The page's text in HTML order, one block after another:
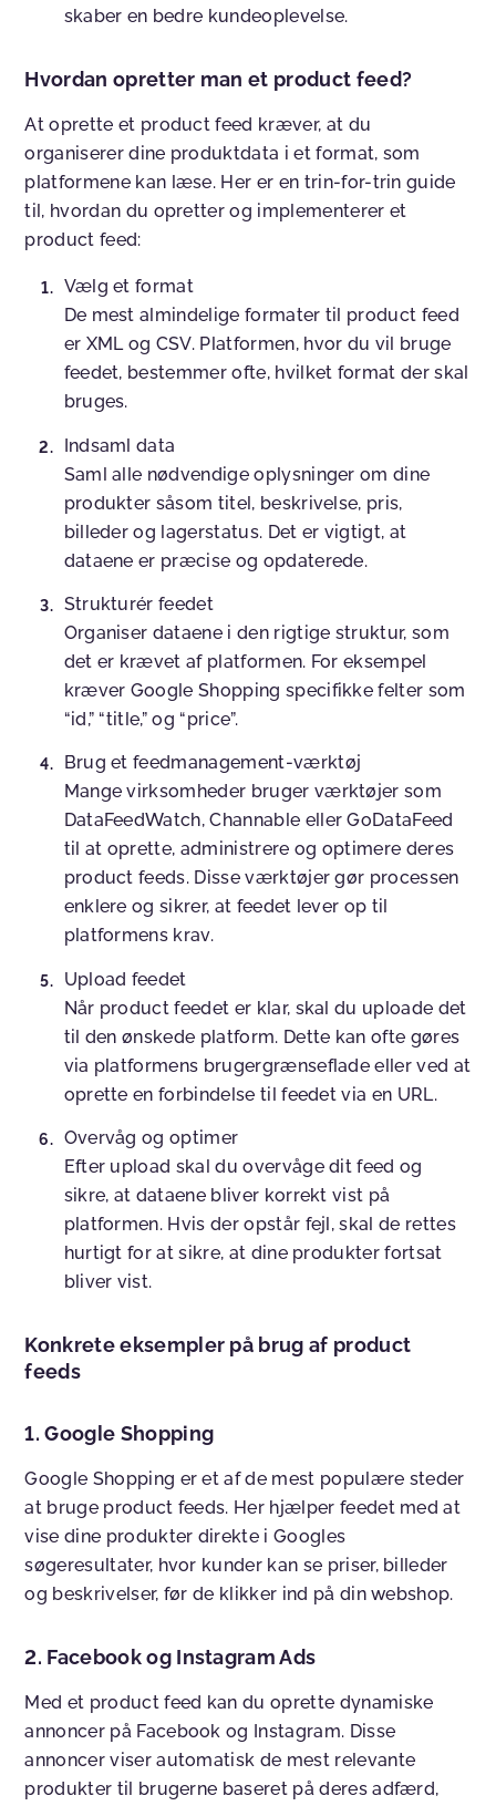
skaber en bedre kundeoplevelse.
Hvordan opretter man et product feed?
At oprette et product feed kræver, at du
organiserer dine produktdata i et format, som
platformene kan læse. Her er en trin-for-trin guide
til, hvordan du opretter og implementerer et
product feed:
Vælg et format
De mest almindelige formater til product feed
er XML og CSV. Platformen, hvor du vil bruge
feedet, bestemmer ofte, hvilket format der skal
bruges.
Indsaml data
Saml alle nødvendige oplysninger om dine
produkter såsom titel, beskrivelse, pris,
billeder og lagerstatus. Det er vigtigt, at
dataene er præcise og opdaterede.
Strukturér feedet
Organiser dataene i den rigtige struktur, som
det er krævet af platformen. For eksempel
kræver Google Shopping specifikke felter som
“id,” “title,” og “price”.
Brug et feedmanagement-værktøj
Mange virksomheder bruger værktøjer som
DataFeedWatch, Channable eller GoDataFeed
til at oprette, administrere og optimere deres
product feeds. Disse værktøjer gør processen
enklere og sikrer, at feedet lever op til
platformens krav.
Upload feedet
Når product feedet er klar, skal du uploade det
til den ønskede platform. Dette kan ofte gøres
via platformens brugergrænseflade eller ved at
oprette en forbindelse til feedet via en URL.
Overvåg og optimer
Efter upload skal du overvåge dit feed og
sikre, at dataene bliver korrekt vist på
platformen. Hvis der opstår fejl, skal de rettes
hurtigt for at sikre, at dine produkter fortsat
bliver vist.
Konkrete eksempler på brug af product
feeds
1. Google Shopping
Google Shopping er et af de mest populære steder
at bruge product feeds. Her hjælper feedet med at
vise dine produkter direkte i Googles
søgeresultater, hvor kunder kan se priser, billeder
og beskrivelser, før de klikker ind på din webshop.
2. Facebook og Instagram Ads
Med et product feed kan du oprette dynamiske
annoncer på Facebook og Instagram. Disse
annoncer viser automatisk de mest relevante
produkter til brugerne baseret på deres adfærd,